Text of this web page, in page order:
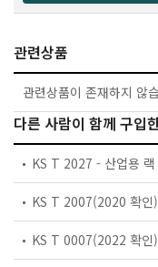
관련상품
관련상품이 존재하지 않
다른 사람이 함께 구입
KS T 2027 - 산업용 랙
KS T 2007(2020 확인
KS T 0007(2022 확인